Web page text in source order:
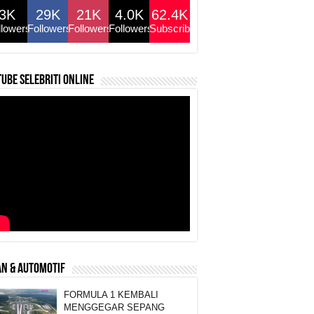
29K
Followers
21K
Followers
4.0K
Followers
62.4K
Subscribers
selebriti online
& AUTOMOTIF
FORMULA 1 KEMBALI
MENGGEGAR SEPANG